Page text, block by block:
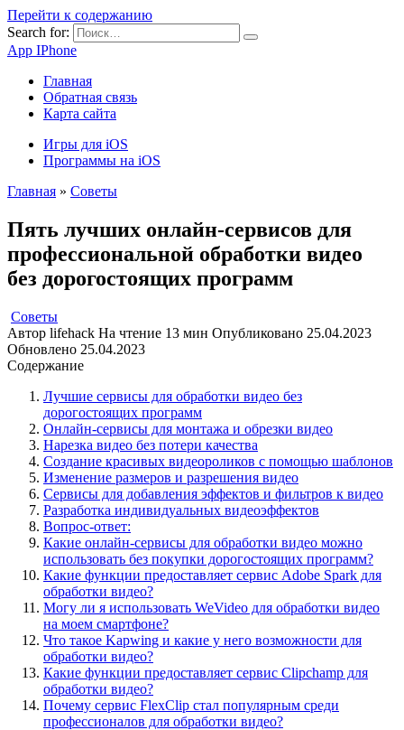
Перейти к содержанию
Search for:
App IPhone
Главная
Обратная связь
Карта сайта
Игры для iOS
Программы на iOS
Главная » Советы
Пять лучших онлайн-сервисов для
профессиональной обработки видео
без дорогостоящих программ
Советы
Автор lifehack На чтение 13 мин Опубликовано 25.04.2023
Обновлено 25.04.2023
Содержание
Лучшие сервисы для обработки видео без
дорогостоящих программ
Онлайн-сервисы для монтажа и обрезки видео
Нарезка видео без потери качества
Создание красивых видеороликов с помощью шаблонов
Изменение размеров и разрешения видео
Сервисы для добавления эффектов и фильтров к видео
Разработка индивидуальных видеоэффектов
Вопрос-ответ:
Какие онлайн-сервисы для обработки видео можно
использовать без покупки дорогостоящих программ?
Какие функции предоставляет сервис Adobe Spark для
обработки видео?
Могу ли я использовать WeVideo для обработки видео
на моем смартфоне?
Что такое Kapwing и какие у него возможности для
обработки видео?
Какие функции предоставляет сервис Clipchamp для
обработки видео?
Почему сервис FlexClip стал популярным среди
профессионалов для обработки видео?